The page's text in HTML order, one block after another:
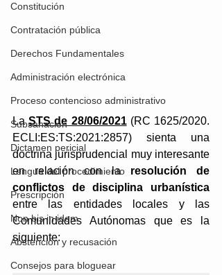
Constitución
Contratación pública
Derechos Fundamentales
Administración electrónica
Proceso contencioso administrativo
Subsanación
Dictamen pericial
Lengua del procedimiento
Prescripción
Non bis in idem
Abstención y recusación
Consejos para bloguear
La STS de 28/06/2021 (RC 1625/2020.
ECLI:ES:TS:2021:2857) sienta una
doctrina jurisprudencial muy interesante
en relación con la resolución de
conflictos de disciplina urbanística
entre las entidades locales y las
Comunidades Autónomas que es la
siguiente: